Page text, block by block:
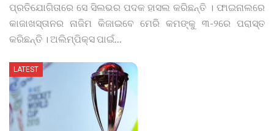
ପ୍ରତିଯୋଗିତାରେ ସେ ସିଲଭର ପଦକ ହାସଲ କରିଛନ୍ତି । ଫାଇନାଲରେ
କାଜାଖସ୍ତାନର ନାଜିମ କିଜାଇବେ ମେରି କମଙ୍କୁ ୩-୨ରେ ପରାସ୍ତ
କରିଛନ୍ତି । ଅଲିମ୍ପିକ୍ସ ପାଇଁ…
LATEST